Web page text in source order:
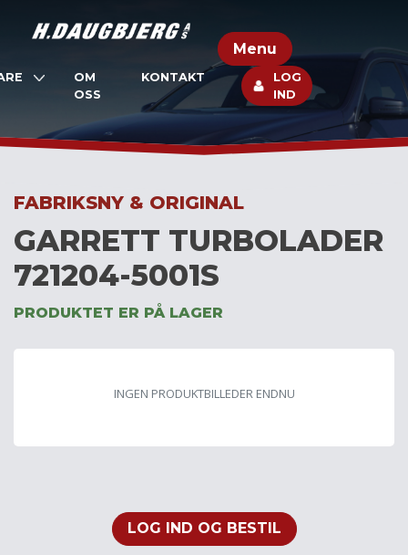
Menu
OM
OSS
KONTAKT
LOG
IND
FABRIKSNY & ORIGINAL
GARRETT TURBOLADER
721204-5001S
PRODUKTET ER PÅ LAGER
INGEN PRODUKTBILLEDER ENDNU
LOG IND OG BESTIL